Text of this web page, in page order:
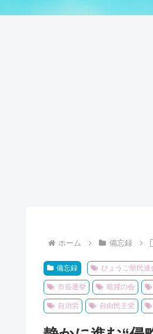
ホーム 備忘録
備忘録 ひょうご県民連
市長選挙 暗躍の会
自治労 自由民主党